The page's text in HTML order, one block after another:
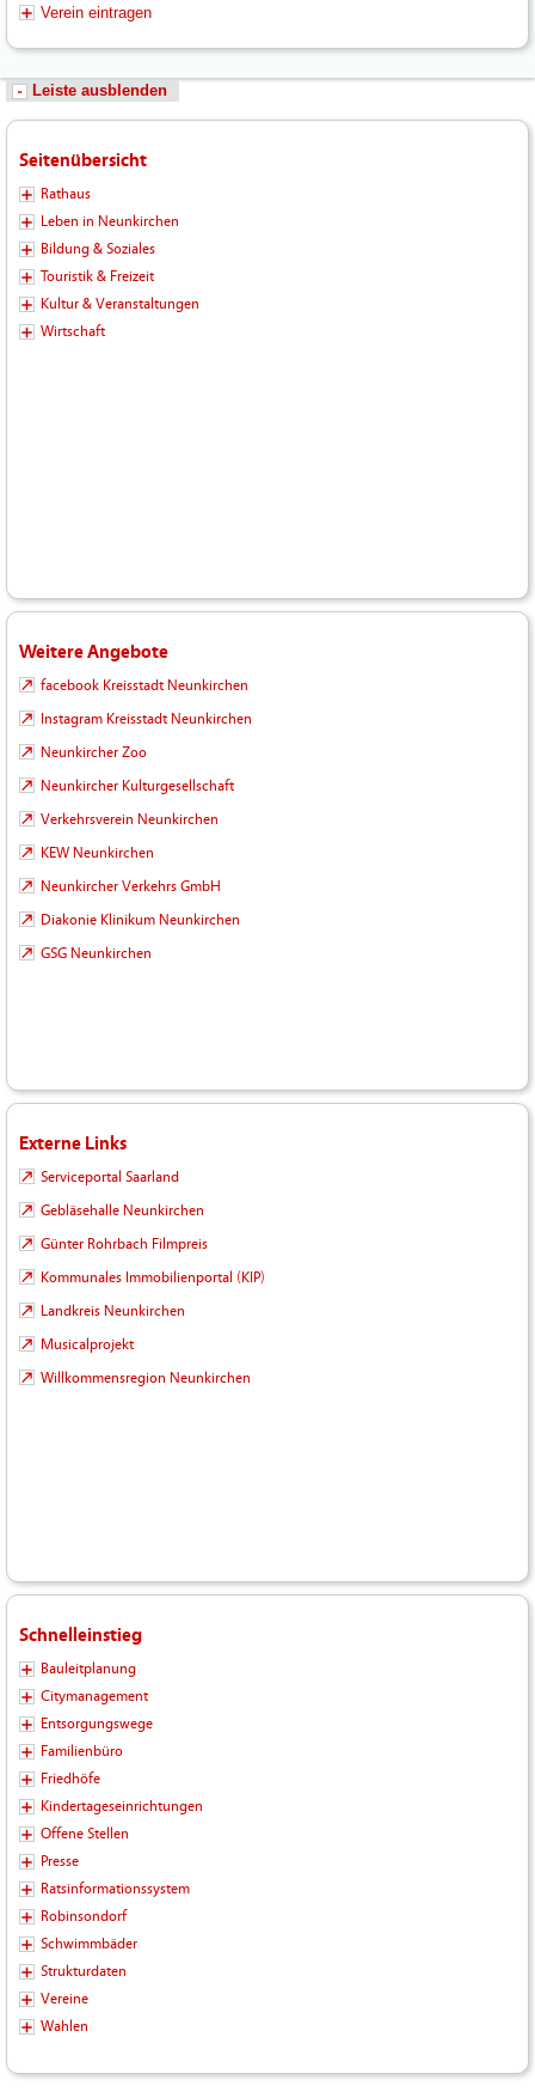
Verein eintragen
Leiste ausblenden
Seitenübersicht
Rathaus
Leben in Neunkirchen
Bildung & Soziales
Touristik & Freizeit
Kultur & Veranstaltungen
Wirtschaft
Weitere Angebote
facebook Kreisstadt Neunkirchen
Instagram Kreisstadt Neunkirchen
Neunkircher Zoo
Neunkircher Kulturgesellschaft
Verkehrsverein Neunkirchen
KEW Neunkirchen
Neunkircher Verkehrs GmbH
Diakonie Klinikum Neunkirchen
GSG Neunkirchen
Externe Links
Serviceportal Saarland
Gebläsehalle Neunkirchen
Günter Rohrbach Filmpreis
Kommunales Immobilienportal (KIP)
Landkreis Neunkirchen
Musicalprojekt
Willkommensregion Neunkirchen
Schnelleinstieg
Bauleitplanung
Citymanagement
Entsorgungswege
Familienbüro
Friedhöfe
Kindertageseinrichtungen
Offene Stellen
Presse
Ratsinformationssystem
Robinsondorf
Schwimmbäder
Strukturdaten
Vereine
Wahlen